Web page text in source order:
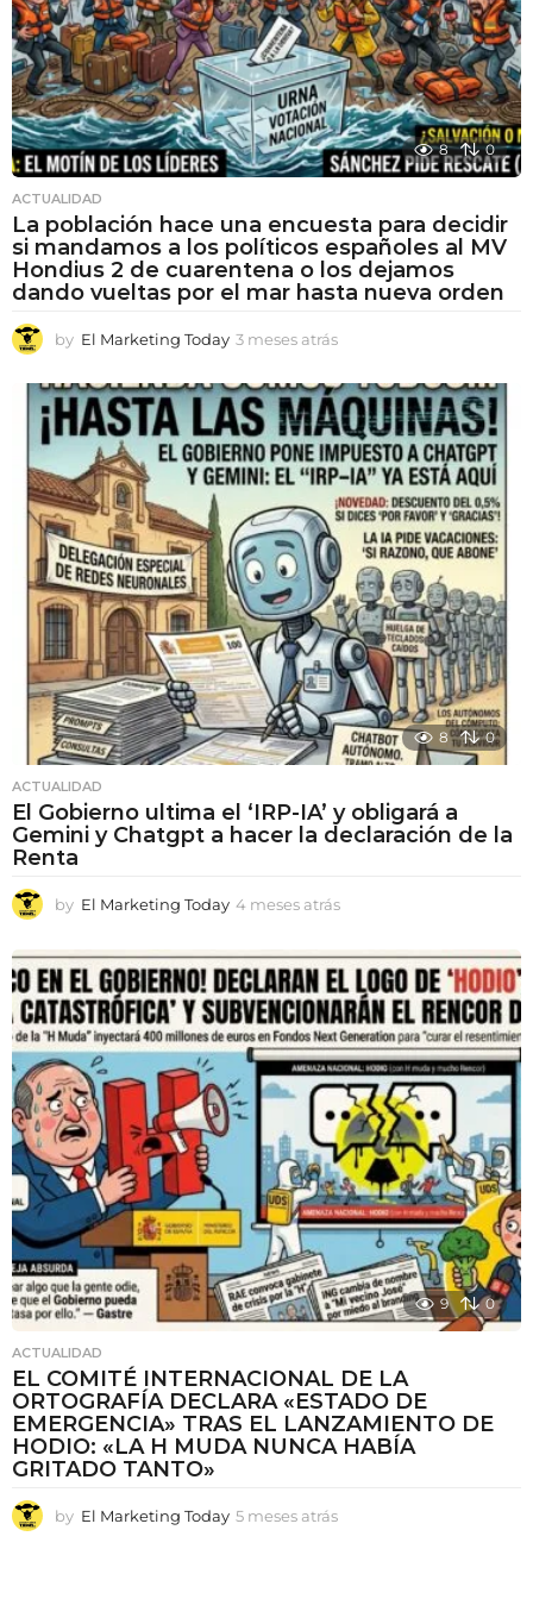
8 0
ACTUALIDAD
La población hace una encuesta para decidir
si mandamos a los políticos españoles al MV
Hondius 2 de cuarentena o los dejamos
dando vueltas por el mar hasta nueva orden
by El Marketing Today 3 meses atrás
e
s
e
s
a
t
r
á
s
8 0
ACTUALIDAD
El Gobierno ultima el ‘IRP-IA’ y obligará a
Gemini y Chatgpt a hacer la declaración de la
Renta
by El Marketing Today 4 meses atrás
e
s
e
s
a
t
r
á
s
9 0
ACTUALIDAD
EL COMITÉ INTERNACIONAL DE LA
ORTOGRAFÍA DECLARA «ESTADO DE
EMERGENCIA» TRAS EL LANZAMIENTO DE
HODIO: «LA H MUDA NUNCA HABÍA
GRITADO TANTO»
by El Marketing Today 5 meses atrás